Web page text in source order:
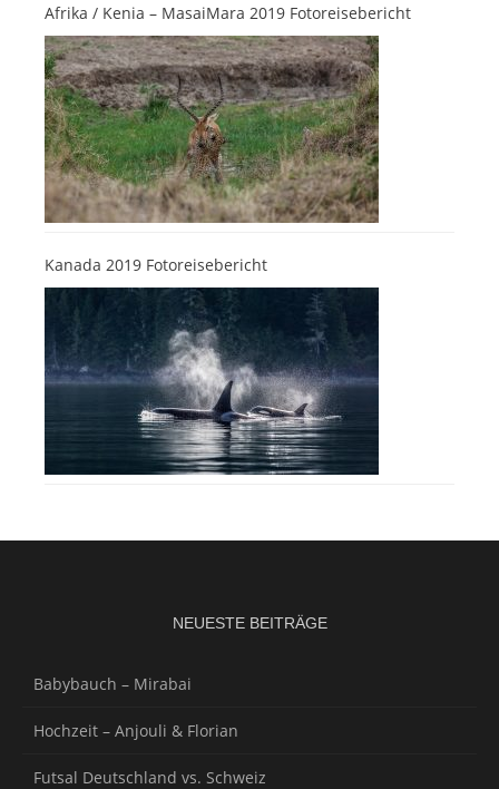
Afrika / Kenia – MasaiMara 2019 Fotoreisebericht
Kanada 2019 Fotoreisebericht
NEUESTE BEITRÄGE
Babybauch – Mirabai
Hochzeit – Anjouli & Florian
Futsal Deutschland vs. Schweiz